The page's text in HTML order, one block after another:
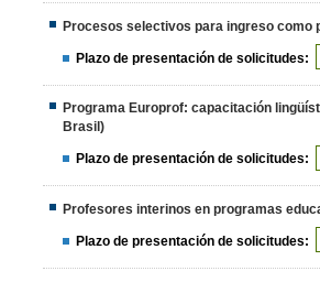
Procesos selectivos para ingreso como
Plazo de presentación de solicitudes:
Programa Europrof: capacitación
Brasil)
Plazo de presentación de solicitudes:
Profesores interinos en programas
Plazo de presentación de solicitudes: